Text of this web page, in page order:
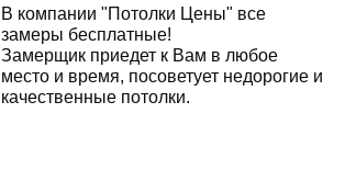
В компании "Потолки Цены" все
замеры бесплатные!
Замерщик приедет к Вам в любое
место и время, посоветует недорогие и
качественные потолки.